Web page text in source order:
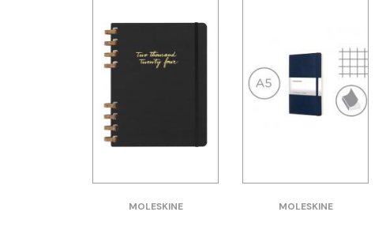
MOLESKINE MOLESKINE